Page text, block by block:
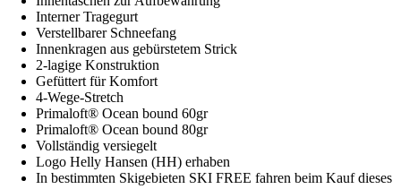
Interner Tragegurt
Verstellbarer Schneefang
Innenkragen aus gebürstetem Strick
2-lagige Konstruktion
Gefüttert für Komfort
4-Wege-Stretch
Primaloft® Ocean bound 60gr
Primaloft® Ocean bound 80gr
Vollständig versiegelt
Logo Helly Hansen (HH) erhaben
In bestimmten Skigebieten SKI FREE fahren beim Kauf dieses